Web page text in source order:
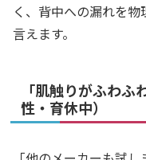
く、背中への漏れを
言えます。
「肌触りがふわ
性・育休中）